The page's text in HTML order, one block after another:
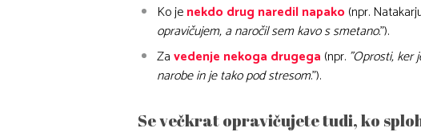
Ko jenekdo drug naredil napako (npr.
opravičujem, a naročil sem kavo s smetano.”).
Zavedenje nekoga drugega (npr. ”Oprosti, ker
narobe in je tako pod stresom.”).
Se večkrat opravičujete tudi, ko